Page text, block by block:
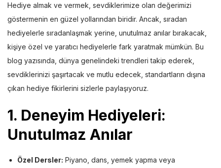
Hediye almak ve vermek, sevdiklerimize olan değerimizi
göstermenin en güzel yollarından biridir. Ancak, sıradan
hediyelerle sıradanlaşmak yerine, unutulmaz anılar bırakacak,
kişiye özel ve yaratıcı hediyelerle fark yaratmak mümkün. Bu
blog yazısında, dünya genelindeki trendleri takip ederek,
sevdiklerinizi şaşırtacak ve mutlu edecek, standartların dışına
çıkan hediye fikirlerini sizlerle paylaşıyoruz.
1. Deneyim Hediyeleri:
Unutulmaz Anılar
Özel Dersler: Piyano, dans, yemek yapma veya